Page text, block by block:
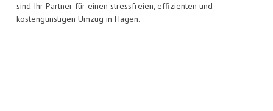
sind Ihr Partner für einen stressfreien, effizienten und
kostengünstigen Umzug in Hagen.